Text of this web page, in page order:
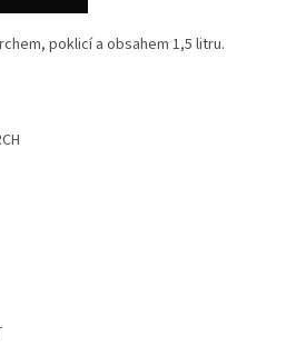
poklicí a obsahem 1,5 litru.